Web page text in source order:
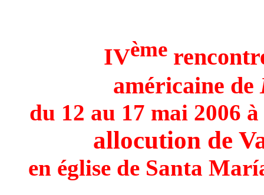
IVème
américaine de
du 12 au 17 mai 2006
allocution de
en église de Santa